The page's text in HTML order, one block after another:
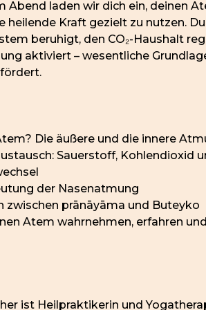
Abend laden wir dich ein, deinen
heilende Kraft gezielt zu nutzen.
beruhigt, den CO₂-Haushalt
aktiviert – wesentliche
Die äußere und die innere
Sauerstoff, Kohlendioxid
der Nasenatmung
zwischen prānāyāma und Buteyko
Atem wahrnehmen, erfahren
ist Heilpraktikerin und